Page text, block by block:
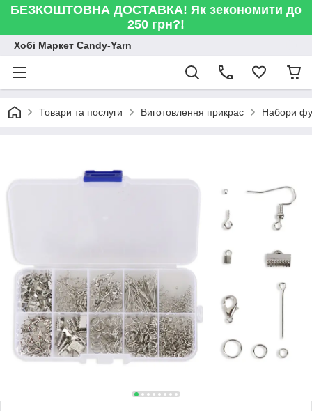
БЕЗКОШТОВНА ДОСТАВКА! Як зекономити до
250 грн?!
Хобі Маркет Candy-Yarn
Товари та послуги Виготовлення прикрас Набори